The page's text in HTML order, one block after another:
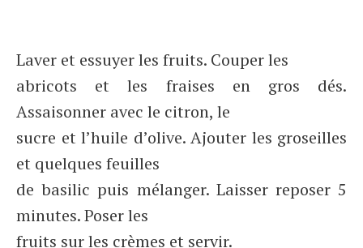
Laver et essuyer les fruits. Couper les
abricots et les fraises en gros dés.
Assaisonner avec le citron, le
sucre et l’huile d’olive. Ajouter les groseilles
et quelques feuilles
de basilic puis mélanger. Laisser reposer 5
minutes. Poser les
fruits sur les crèmes et servir.